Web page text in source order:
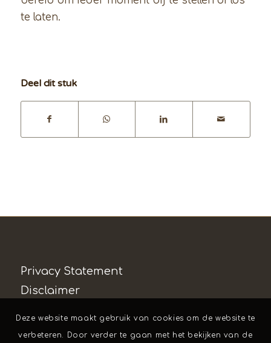
te laten.
Deel dit stuk
Privacy Statement
Disclaimer
Deze website maakt gebruik van cookies om de website te
verbeteren. Door verder te gaan met het bekijken van de